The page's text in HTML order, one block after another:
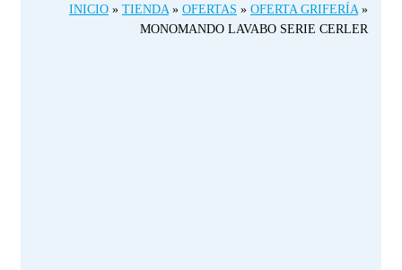
INICIO » TIENDA » OFERTAS » OFERTA GRIFERÍA »
MONOMANDO LAVABO SERIE CERLER